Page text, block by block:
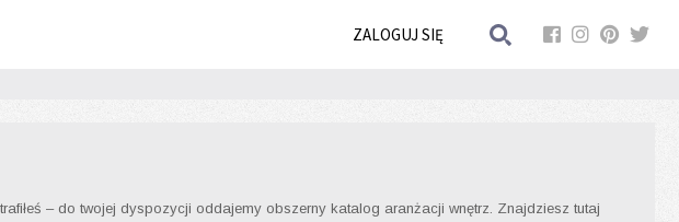
ZALOGUJ SIĘ
– do twojej dyspozycji oddajemy obszerny katalog aranżacji wnętrz. Znajdziesz tutaj